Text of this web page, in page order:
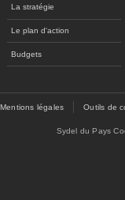
La stratégie
Le plan d'action
Budgets
Mentions légales Outils de
Sydel du Pays